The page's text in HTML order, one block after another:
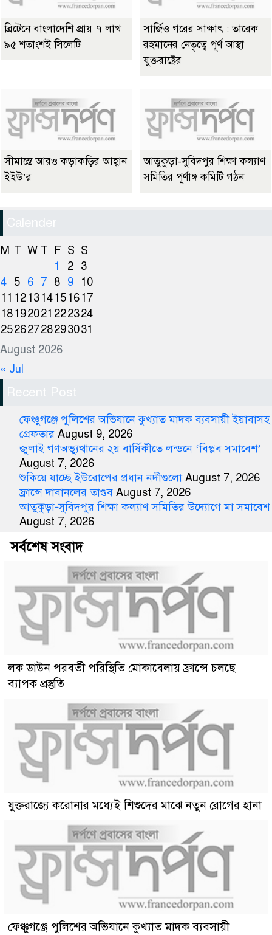
ব্রিটেনে বাংলাদেশি প্রায় ৭ লাখ
৯৫ শতাংশই সিলেটি
সার্জিও গরের সাক্ষাৎ : তারেক
রহমানের নেতৃত্বে পূর্ণ আস্থা
যুক্তরাষ্ট্রের
সীমান্তে আরও কড়াকড়ির আহ্বান
ইইউ’র
আতুকুড়া-সুবিদপুর শিক্ষা কল্যাণ
সমিতির পূর্ণাঙ্গ কমিটি গঠন
Calender
August 2026
M T W T F S S
1
2 3
4 5 6 7 8 9
10
11 121314151617
18192021 222324
25262728293031
« Jul
Recent Post
ফেঞ্চুগঞ্জে পুলিশের অভিযানে কুখ্যাত মাদক ব্যবসায়ী ইয়াবাসহ
গ্রেফতার August 9, 2026
জুলাই গণঅভ্যুত্থানের ২য় বার্ষিকীতে লন্ডনে ‘বিপ্লব সমাবেশ’
August 7, 2026
শুকিয়ে যাচ্ছে ইউরোপের প্রধান নদীগুলো August 7, 2026
ফ্রান্সে দাবানলের তাণ্ডব August 7, 2026
আতুকুড়া-সুবিদপুর শিক্ষা কল্যাণ সমিতির উদ্যোগে মা সমাবেশ
August 7, 2026
সর্বশেষ সংবাদ
লক ডাউন পরবর্তী পরিস্থিতি মোকাবেলায় ফ্রান্সে চলছে
ব্যাপক প্রস্তুতি
যুক্তরাজ্যে করোনার মধ্যেই শিশুদের মাঝে নতুন রোগের হানা
ফেঞ্চুগঞ্জে পুলিশের অভিযানে কুখ্যাত মাদক ব্যবসায়ী